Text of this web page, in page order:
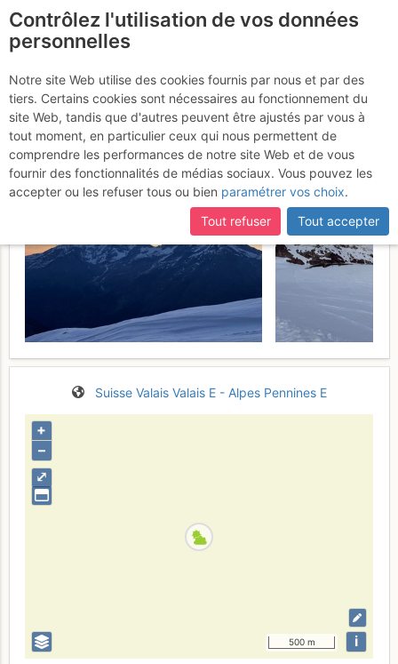
Alphubel : Versant E
depuis Langfluh
Lundi 25 mai 2026
Suisse Valais Valais E - Alpes Pennines E
⤢
+
–
500 m i
Contrôlez l'utilisation de vos données
personnelles
Notre site Web utilise des cookies fournis par nous et par des
tiers. Certains cookies sont nécessaires au fonctionnement du
site Web, tandis que d'autres peuvent être ajustés par vous à
tout moment, en particulier ceux qui nous permettent de
comprendre les performances de notre site Web et de vous
fournir des fonctionnalités de médias sociaux. Vous pouvez les
accepter ou les refuser tous ou bien paramétrer vos choix.
Tout refuser
Tout accepter